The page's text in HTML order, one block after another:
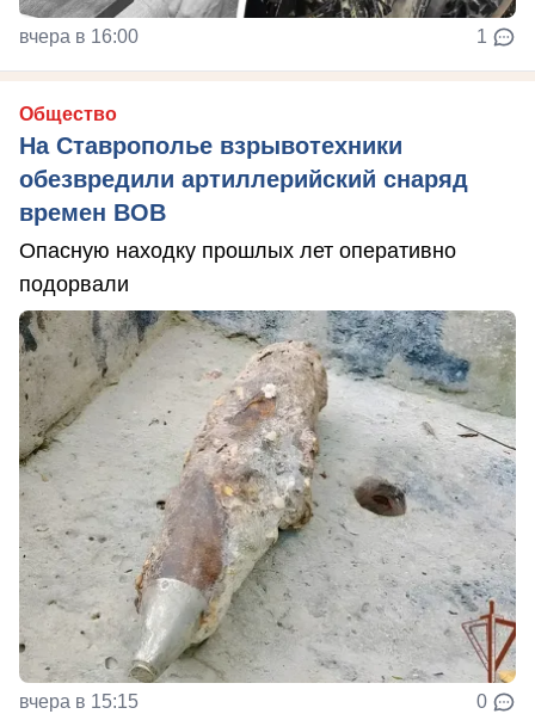
вчера в 16:00 1
Общество
На Ставрополье взрывотехники
обезвредили артиллерийский снаряд
времен ВОВ
Опасную находку прошлых лет оперативно
подорвали
вчера в 15:15 0